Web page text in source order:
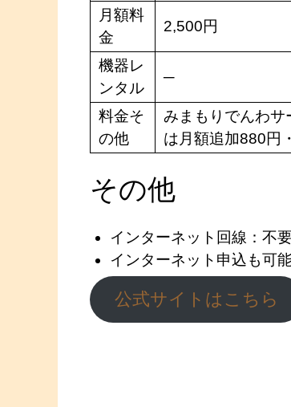
月額料
金
2,500円
機器レ
ンタル
─
料金そ
の他
みまもりでんわ
は月額追加880円
その他
インターネット回線：不
インターネット申込も可
公式サイトはこちら